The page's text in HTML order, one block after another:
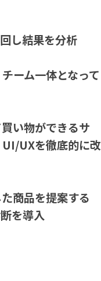
し結果を分析
ーム一体となって
い物ができるサ
UXを徹底的に改
商品を提案する
を導入